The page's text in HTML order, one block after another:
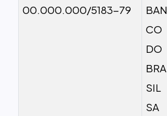
00.000.000/5183-79
BAN
CO
DO
BRA
SIL
SA